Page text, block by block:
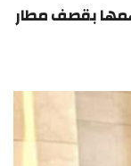
بقصف مطار